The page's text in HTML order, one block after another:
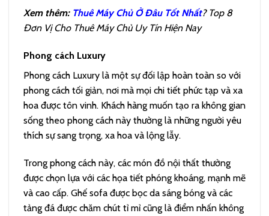
Xem thêm: Thuê Máy Chủ Ở Đâu Tốt Nhất? Top 8
Đơn Vị Cho Thuê Máy Chủ Uy Tín Hiện Nay
Phong cách Luxury
Phong cách Luxury là một sự đối lập hoàn toàn so với
phong cách tối giản, nơi mà mọi chi tiết phức tạp và xa
hoa được tôn vinh. Khách hàng muốn tạo ra không gian
sống theo phong cách này thường là những người yêu
thích sự sang trọng, xa hoa và lộng lẫy.
Trong phong cách này, các món đồ nội thất thường
được chọn lựa với các họa tiết phóng khoáng, mạnh mẽ
và cao cấp. Ghế sofa được bọc da sáng bóng và các
tảng đá được chăm chút tỉ mỉ cũng là điểm nhấn không